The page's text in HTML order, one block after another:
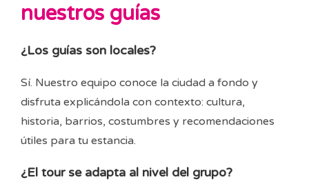
nuestros guías
¿Los guías son locales?
Sí. Nuestro equipo conoce la ciudad a fondo y
disfruta explicándola con contexto: cultura,
historia, barrios, costumbres y recomendaciones
útiles para tu estancia.
¿El tour se adapta al nivel del grupo?